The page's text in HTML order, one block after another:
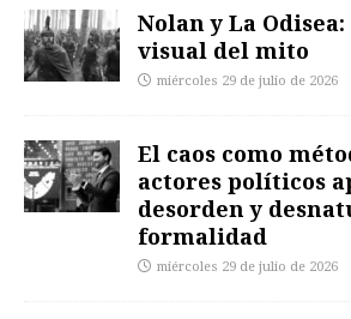
Nolan y La
visual del mito
miércoles 29 de julio de 2026
El caos como
actores políticos
desorden y
formalidad
miércoles 29 de julio de 2026